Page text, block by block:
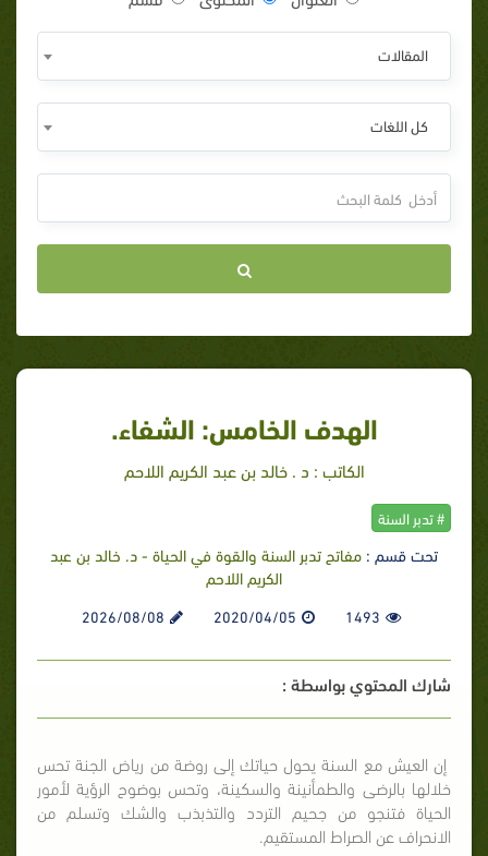
المقالات
كل اللغات
الهدف الخامس: الشفاء.
الكاتب : د . خالد بن عبد الكريم اللاحم
# تدبر السنة
تحت قسم : مفاتح تدبر السنة والقوة في الحياة - د. خالد بن عبد
الكريم اللاحم
1493
2020/04/05
2026/08/08
شارك المحتوي بواسطة :
إن العيش مع السنة يحول حياتك إلى روضة من رياض الجنة تحس
خلالها بالرضى والطمأنينة والسكينة، وتحس بوضوح الرؤية لأمور
الحياة فتنجو من جحيم التردد والتذبذب والشك وتسلم من
الانحراف عن الصراط المستقيم.